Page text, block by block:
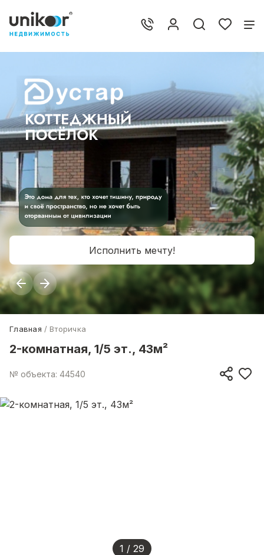
Исполнить мечту!
Главная Вторичка
2-комнатная, 1/5 эт., 43м²
№ объекта: 44540
1 / 29